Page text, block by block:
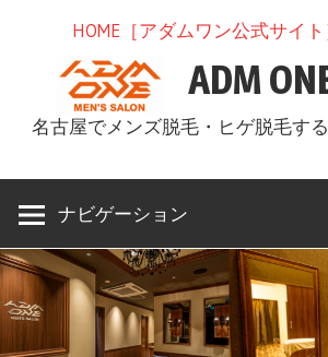
へ
ッ
プ
HOME［アダムワン公式サイト
ADM
名古屋でメンズ脱毛・ヒゲ脱毛す
ナビゲーション